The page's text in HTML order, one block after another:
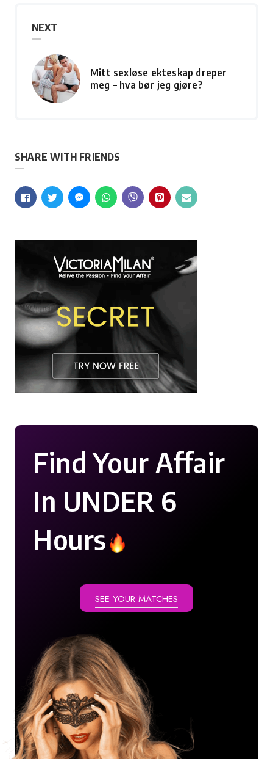
NEXT
Mitt sexløse ekteskap dreper
meg – hva bør jeg gjøre?
SHARE WITH FRIENDS
Find Your Affair
In UNDER 6
Hours
SEE YOUR MATCHES